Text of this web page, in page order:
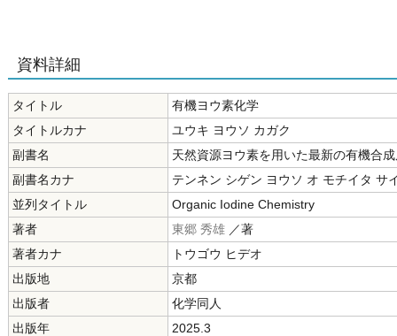
資料詳細
タイトル
有機ヨウ素化学
タイトルカナ
ユウキ ヨウソ カガク
副書名
天然資源ヨウ素を用いた最新の有機合
副書名カナ
テンネン シゲン ヨウソ オ モチイタ サ
並列タイトル
Organic Iodine Chemistry
著者
東郷 秀雄 ／著
著者カナ
トウゴウ ヒデオ
出版地
京都
出版者
化学同人
出版年
2025.3